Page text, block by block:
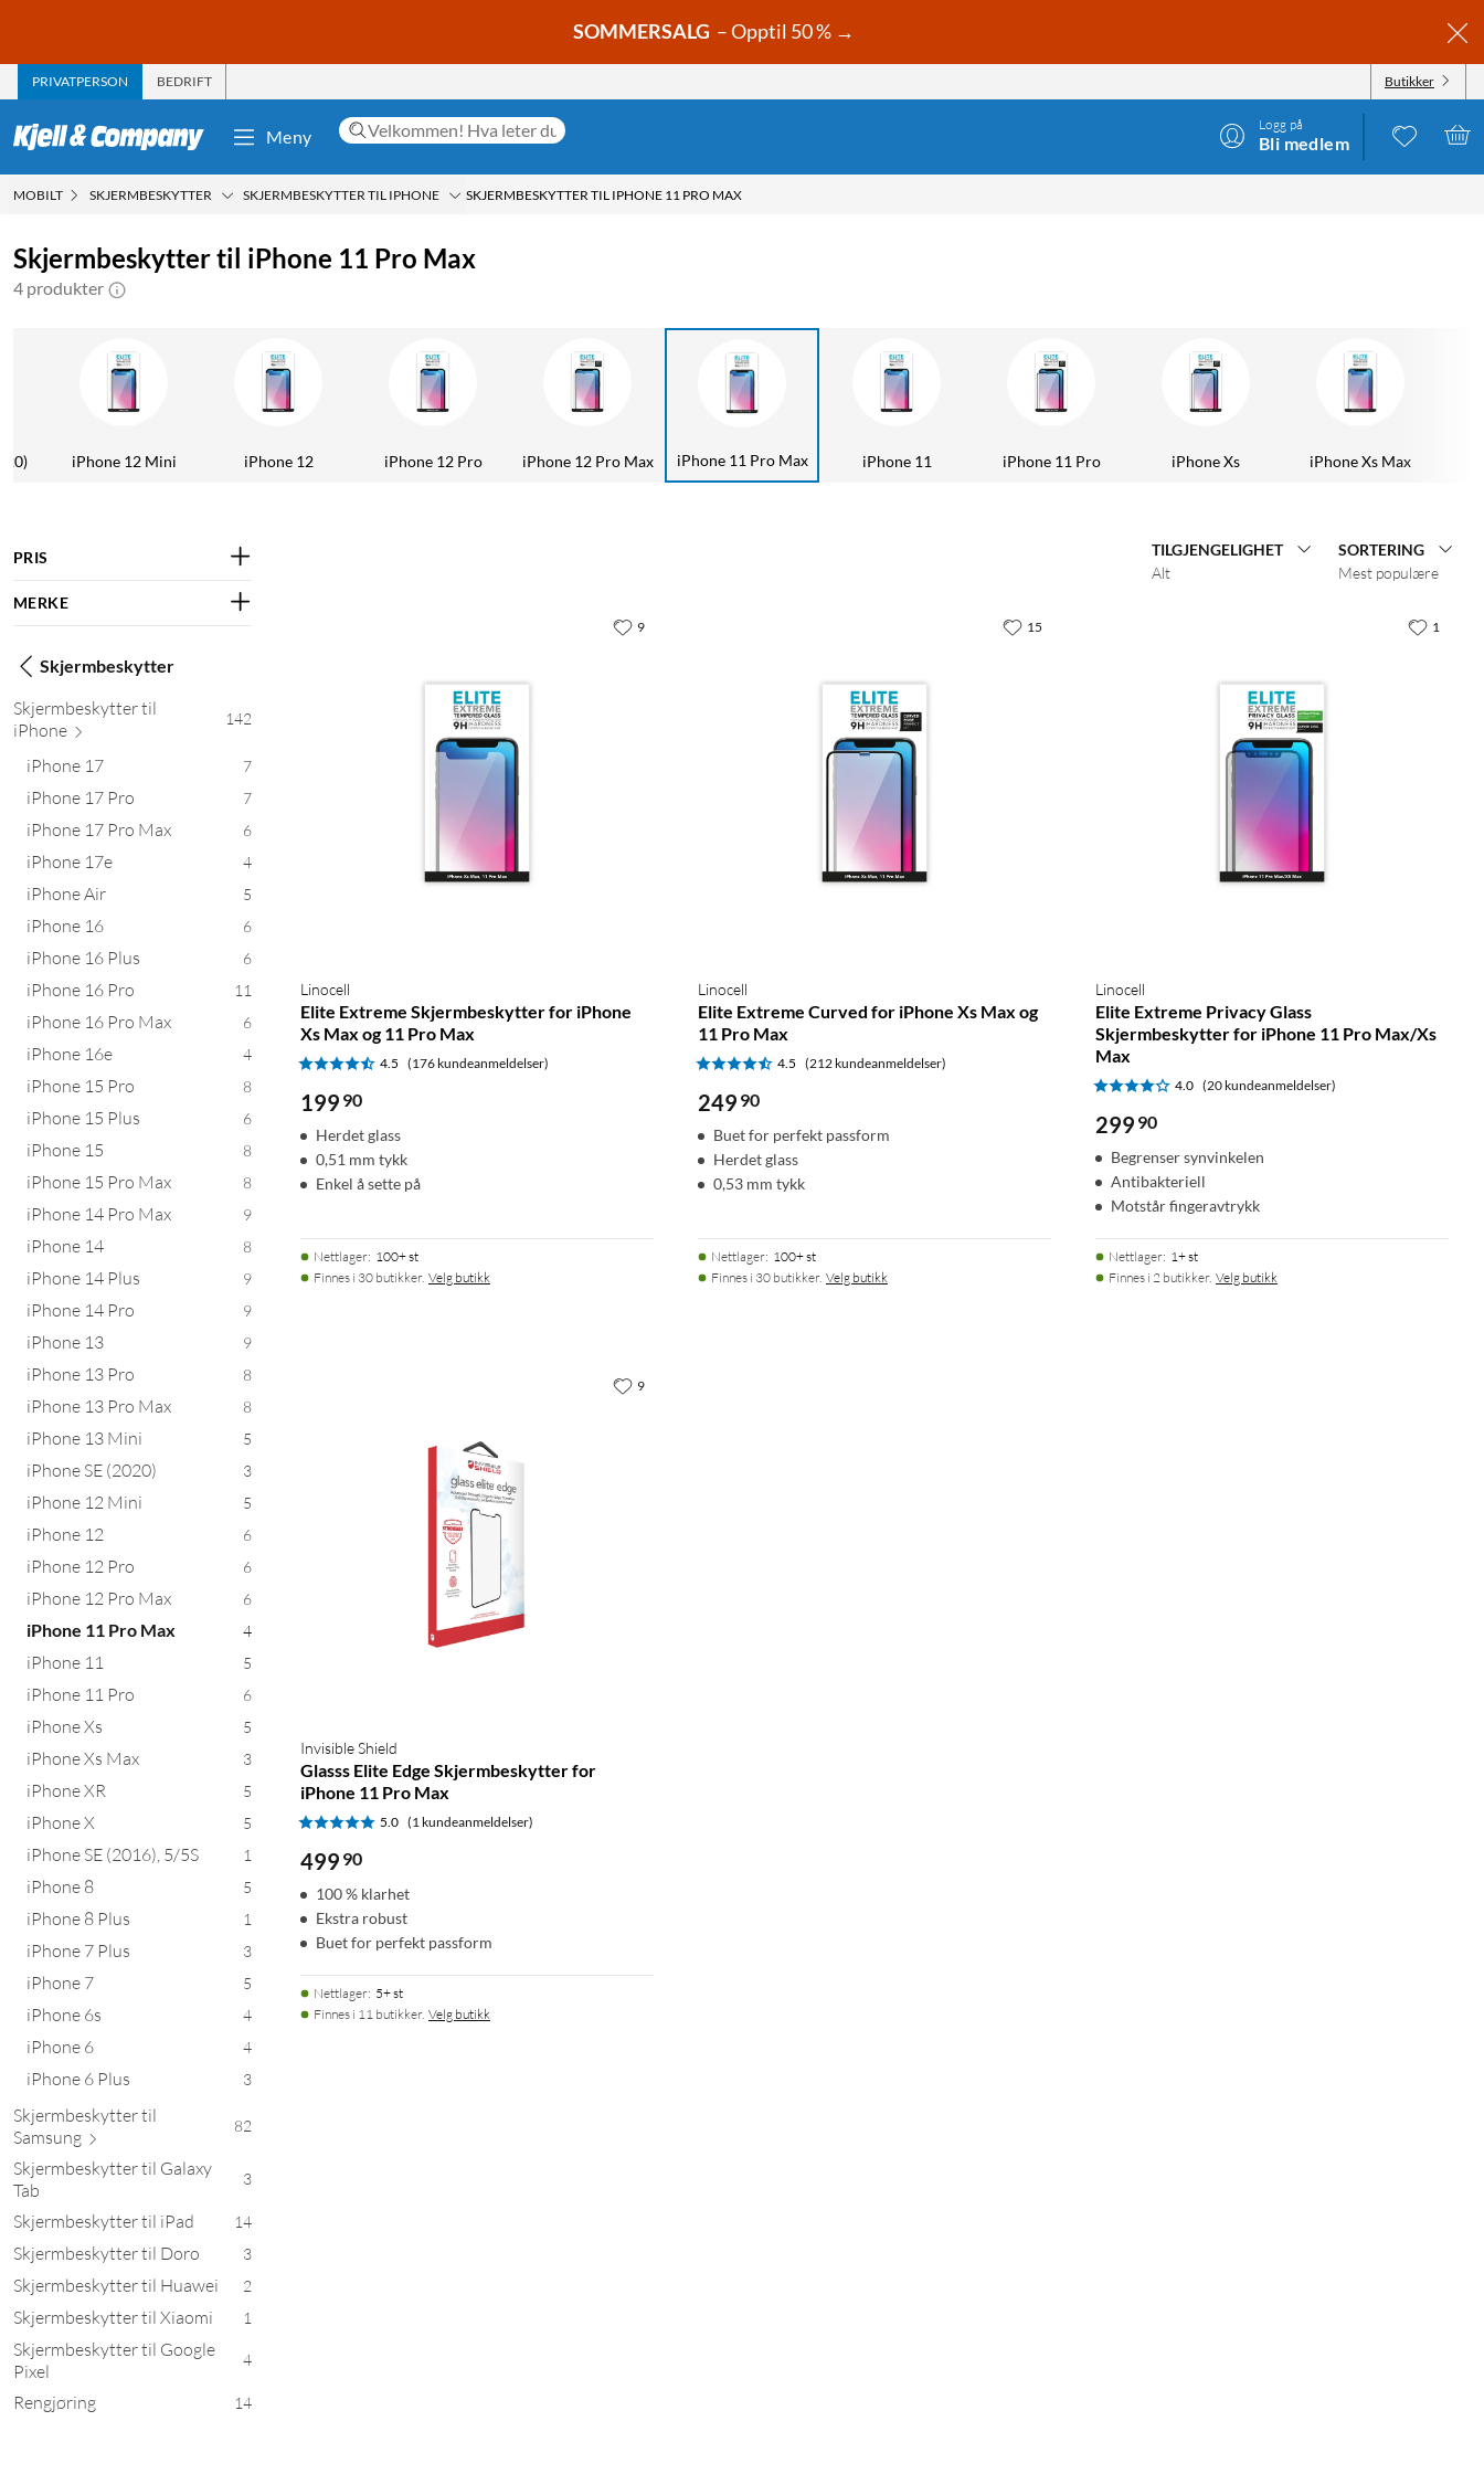
SOMMERSALG – Opptil 50 % →
PRIVATPERSON BEDRIFT Butikker
Meny
Logg på
Bli medlem
MOBILT SKJERMBESKYTTER SKJERMBESKYTTER TIL IPHONE SKJERMBESKYTTER TIL IPHONE 11 PRO MAX
Skjermbeskytter til iPhone 11 Pro Max
4 produkter
iPhone 12 Mini iPhone 12 iPhone 12 Pro iPhone 12 Pro Max iPhone 11 Pro Max iPhone 11 iPhone 11 Pro iPhone Xs iPhone Xs Max
PRIS
MERKE
Skjermbeskytter
Skjermbeskytter til
iPhone 142
iPhone 17 7
iPhone 17 Pro 7
iPhone 17 Pro Max 6
iPhone 17e 4
iPhone Air 5
iPhone 16 6
iPhone 16 Plus 6
iPhone 16 Pro 11
iPhone 16 Pro Max 6
iPhone 16e 4
iPhone 15 Pro 8
iPhone 15 Plus 6
iPhone 15 8
iPhone 15 Pro Max 8
iPhone 14 Pro Max 9
iPhone 14 8
iPhone 14 Plus 9
iPhone 14 Pro 9
iPhone 13 9
iPhone 13 Pro 8
iPhone 13 Pro Max 8
iPhone 13 Mini 5
iPhone SE (2020) 3
iPhone 12 Mini 5
iPhone 12 6
iPhone 12 Pro 6
iPhone 12 Pro Max 6
iPhone 11 Pro Max 4
iPhone 11 5
iPhone 11 Pro 6
iPhone Xs 5
iPhone Xs Max 3
iPhone XR 5
iPhone X 5
iPhone SE (2016), 5/5S 1
iPhone 8 5
iPhone 8 Plus 1
iPhone 7 Plus 3
iPhone 7 5
iPhone 6s 4
iPhone 6 4
iPhone 6 Plus 3
Skjermbeskytter til
Samsung 82
Skjermbeskytter til Galaxy
Tab
3
Skjermbeskytter til iPad 14
Skjermbeskytter til Doro 3
Skjermbeskytter til Huawei 2
Skjermbeskytter til Xiaomi 1
Skjermbeskytter til Google
Pixel
4
Rengjøring 14
TILGJENGELIGHET
Alt
SORTERING
Mest populære
Linocell
Elite Extreme Skjermbeskytter for iPhone
Xs Max og 11 Pro Max
4.5 (176 kundeanmeldelser)
199 90
Herdet glass
0,51 mm tykk
Enkel å sette på
Nettlager: 100+ st
Finnes i 30 butikker. Velg butikk
9
Linocell
Elite Extreme Curved for iPhone Xs Max og
11 Pro Max
4.5 (212 kundeanmeldelser)
249 90
Buet for perfekt passform
Herdet glass
0,53 mm tykk
Nettlager: 100+ st
Finnes i 30 butikker. Velg butikk
15
Linocell
Elite Extreme Privacy Glass
Skjermbeskytter for iPhone 11 Pro Max/Xs
Max
4.0 (20 kundeanmeldelser)
299 90
Begrenser synvinkelen
Antibakteriell
Motstår fingeravtrykk
Nettlager: 1+ st
Finnes i 2 butikker. Velg butikk
1
Invisible Shield
Glasss Elite Edge Skjermbeskytter for
iPhone 11 Pro Max
5.0 (1 kundeanmeldelser)
499 90
100 % klarhet
Ekstra robust
Buet for perfekt passform
Nettlager: 5+ st
Finnes i 11 butikker. Velg butikk
9